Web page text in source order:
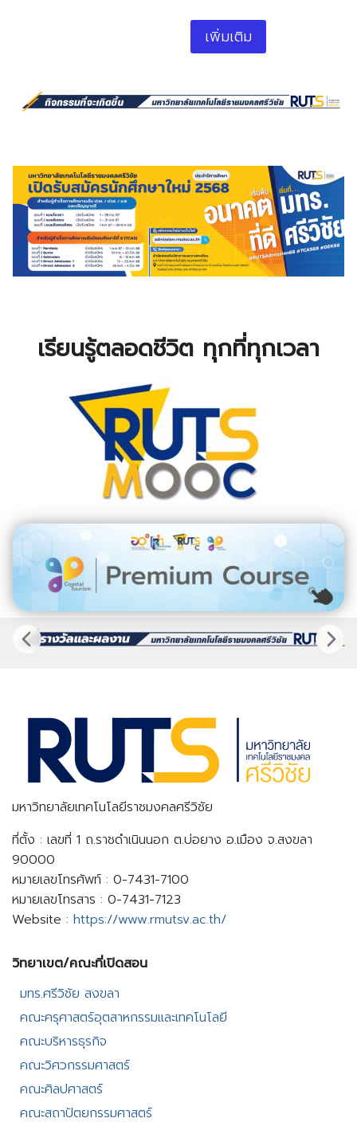
เพิ่มเติม
เรียนรู้ตลอดชีวิต ทุกที่ทุกเวลา
มหาวิทยาลัยเทคโนโลยีราชมงคลศรีวิชัย
ที่ตั้ง : เลขที่ 1 ถ.ราชดำเนินนอก ต.บ่อยาง อ.เมือง จ.สงขลา
90000
หมายเลขโทรศัพท์ : 0-7431-7100
หมายเลขโทรสาร : 0-7431-7123
Website : https://www.rmutsv.ac.th/
วิทยาเขต/คณะที่เปิดสอน​
มทร.ศรีวิชัย สงขลา​
คณะครุศาสตร์อุตสาหกรรมและเทคโนโลยี​
คณะบริหารธุรกิจ​
คณะวิศวกรรมศาสตร์​
คณะศิลปศาสตร์​
คณะสถาปัตยกรรมศาสตร์